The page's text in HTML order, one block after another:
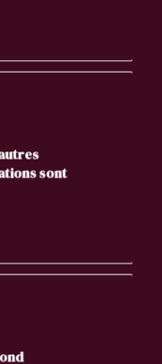
sont